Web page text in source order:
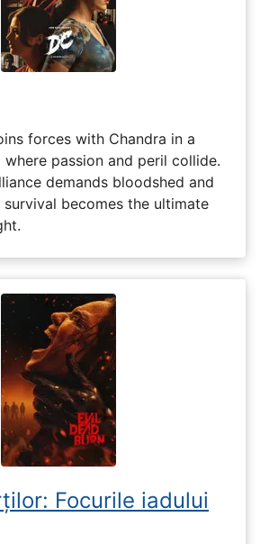
forces with Chandra in a
passion and peril collide.
demands bloodshed and
becomes the ultimate
Focurile iadului